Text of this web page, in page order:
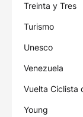
Treinta y Tres
Turismo
Unesco
Venezuela
Vuelta Ciclista
Young